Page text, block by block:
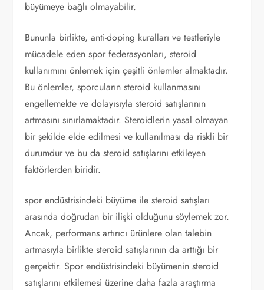
büyümeye bağlı olmayabilir.
Bununla birlikte, anti-doping kuralları ve testleriyle
mücadele eden spor federasyonları, steroid
kullanımını önlemek için çeşitli önlemler almaktadır.
Bu önlemler, sporcuların steroid kullanmasını
engellemekte ve dolayısıyla steroid satışlarının
artmasını sınırlamaktadır. Steroidlerin yasal olmayan
bir şekilde elde edilmesi ve kullanılması da riskli bir
durumdur ve bu da steroid satışlarını etkileyen
faktörlerden biridir.
spor endüstrisindeki büyüme ile steroid satışları
arasında doğrudan bir ilişki olduğunu söylemek zor.
Ancak, performans artırıcı ürünlere olan talebin
artmasıyla birlikte steroid satışlarının da arttığı bir
gerçektir. Spor endüstrisindeki büyümenin steroid
satışlarını etkilemesi üzerine daha fazla araştırma